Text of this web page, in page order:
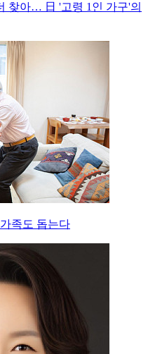
찾아… 日 '고령 1인 가구'의
족도 돕는다